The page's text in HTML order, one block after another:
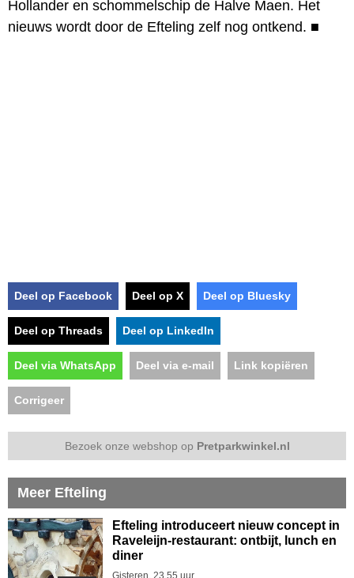
Hollander en schommelschip de Halve Maen. Het
nieuws wordt door de Efteling zelf nog ontkend. ■
Deel op Facebook Deel op X Deel op Bluesky
Deel op Threads Deel op LinkedIn
Deel via WhatsApp Deel via e-mail Link kopiëren
Corrigeer
Bezoek onze webshop op Pretparkwinkel.nl
Meer Efteling
Efteling introduceert nieuw concept in
Raveleijn-restaurant: ontbijt, lunch en
diner
Gisteren, 23.55 uur